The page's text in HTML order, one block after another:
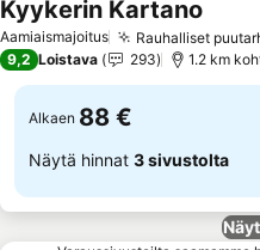
Aamiaismajoitus Rauhalliset
Kyykerin Kartano
9,2 Loistava 293 1.2 km
Alkaen 88 €
Näytä hinnat 3 sivustolta